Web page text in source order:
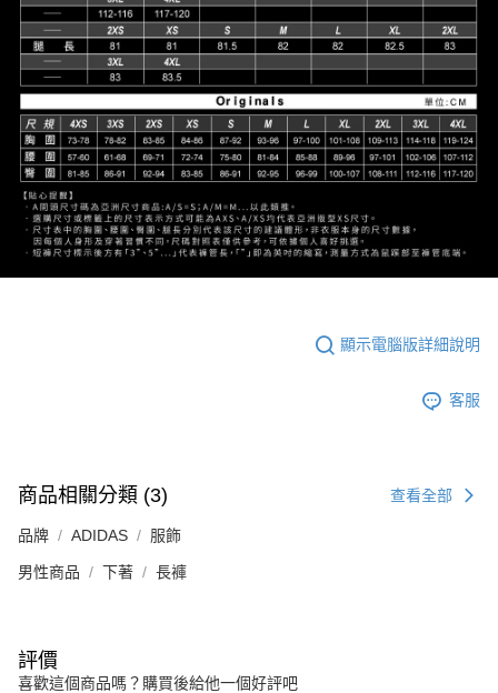
顯示電腦版詳細說明
客服
商品相關分類 (3) 查看全部
品牌 ADIDAS 服飾
男性商品 下著 長褲
評價
喜歡這個商品嗎？購買後給他一個好評吧